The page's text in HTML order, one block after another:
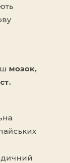
мозок,